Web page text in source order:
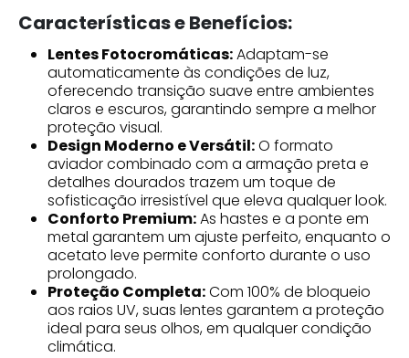
Características e Benefícios:
Lentes Fotocromáticas:Adaptam-se
automaticamente às condições de luz,
oferecendo transição suave entre ambientes
claros e escuros, garantindo sempre a melhor
proteção visual.
Design Moderno e Versátil:O formato
aviador combinado com a armação preta e
detalhes dourados trazem um toque de
sofisticação irresistível que eleva qualquer look.
Conforto Premium:As hastes e a ponte em
metal garantem um ajuste perfeito, enquanto o
acetato leve permite conforto durante o uso
prolongado.
Proteção Completa:Com 100% de bloqueio
aos raios UV, suas lentes garantem a proteção
ideal para seus olhos, em qualquer condição
climática.